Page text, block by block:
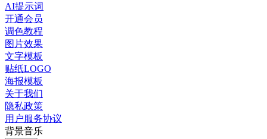
AI提示词
开通会员
调色教程
图片效果
文字模板
贴纸LOGO
海报模板
关于我们
隐私政策
用户服务协议
背景音乐